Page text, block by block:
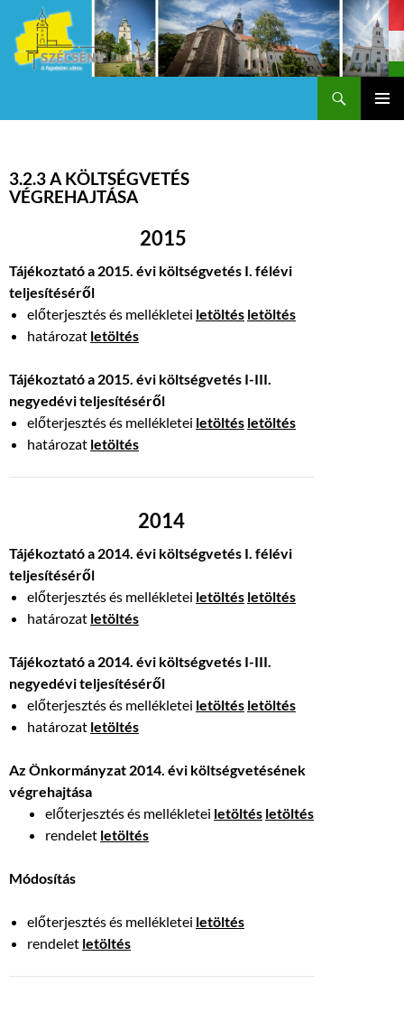
3.2.3 A KÖLTSÉGVETÉS
VÉGREHAJTÁSA
2015
Tájékoztató a 2015. évi költségvetés I. félévi
teljesítéséről
előterjesztés és mellékletei letöltés letöltés
határozat letöltés
Tájékoztató a 2015. évi költségvetés I-III.
negyedévi teljesítéséről
előterjesztés és mellékletei letöltés letöltés
határozat letöltés
2014
Tájékoztató a 2014. évi költségvetés I. félévi
teljesítéséről
előterjesztés és mellékletei letöltés letöltés
határozat letöltés
Tájékoztató a 2014. évi költségvetés I-III.
negyedévi teljesítéséről
előterjesztés és mellékletei letöltés letöltés
határozat letöltés
Az Önkormányzat 2014. évi költségvetésének
végrehajtása
előterjesztés és mellékletei letöltés letöltés
rendelet letöltés
Módosítás
előterjesztés és mellékletei letöltés
rendelet letöltés